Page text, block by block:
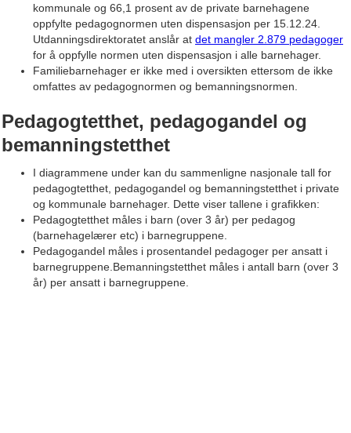
omregnede heltidsplasser legges til grunn i beregningen.
Kommunen kan innvilge dispensasjon fra
utdanningskravet for pedagogisk leder for inntil ett år om
gangen, dersom barnehageeier søker om det, stillingen
det søkes dispensasjon for har vært offentlig utlyst og det
ikke har meldt seg kvalifisert søker.
familiebarnehager og åpne barnehager.
Administrativt ansatte holdes utenfor regnestykket. En
som jobber 50 prosent som styrer og 50 prosent på
avdeling vil telle som en halv ansatt i grunnbemanningen.
Kravet i bemanningsnormen stilles for barnehagen som
helhet, ikke på gruppe- eller avdelingsnivå.
Det kan benyttes prosentvise stillinger for å oppfylle
Kommunen kan gi dispensasjon fra bemanningsnormen
for inntil ett år av gangen når særlige hensyn tilsier det.
Bemanningsnormen gjelder bare ordinære barnehager,
ikke familiebarnehager og åpne barnehager.
kommunale og 66,1 prosent av de private barnehagene
oppfylte pedagognormen uten dispensasjon per 15.12.24.
Utdanningsdirektoratet anslår at det mangler 2.879 pedagoger
for å oppfylle normen uten dispensasjon i alle barnehager.
Familiebarnehager er ikke med i oversikten ettersom de ikke
omfattes av pedagognormen og bemanningsnormen.
Pedagogtetthet, pedagogandel og
bemanningstetthet
I diagrammene under kan du sammenligne nasjonale tall for
pedagogtetthet, pedagogandel og bemanningstetthet i private
og kommunale barnehager. Dette viser tallene i grafikken:
Pedagogtetthet måles i barn (over 3 år) per pedagog
(barnehagelærer etc) i barnegruppene.
Pedagogandel måles i prosentandel pedagoger per ansatt i
barnegruppene.Bemanningstetthet måles i antall barn (over 3
år) per ansatt i barnegruppene.